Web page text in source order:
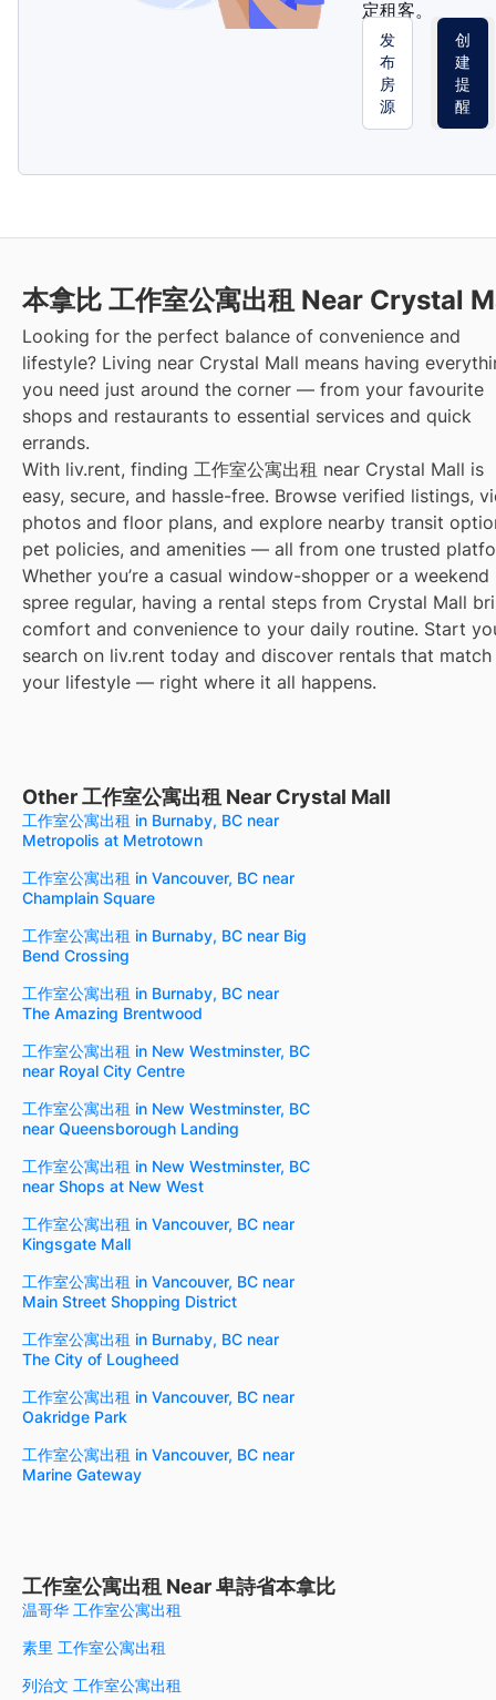
定租客。
发
布
房
源
创
建
提
醒
本拿比 工作室公寓出租 Near Crystal
Looking for the perfect balance of convenience and
lifestyle? Living near Crystal Mall means having
you need just around the corner — from your favourite
shops and restaurants to essential services and quick
errands.
With liv.rent, finding 工作室公寓出租 near Crystal Mall is
easy, secure, and hassle-free. Browse verified listings,
photos and floor plans, and explore nearby transit
pet policies, and amenities — all from one trusted
Whether you’re a casual window-shopper or a weekend
spree regular, having a rental steps from Crystal Mall
comfort and convenience to your daily routine. Start
search on liv.rent today and discover rentals that match
your lifestyle — right where it all happens.
Other 工作室公寓出租 Near Crystal Mall
工作室公寓出租 in Burnaby, BC near
Metropolis at Metrotown
工作室公寓出租 in Vancouver, BC near
Champlain Square
工作室公寓出租 in Burnaby, BC near Big
Bend Crossing
工作室公寓出租 in Burnaby, BC near
The Amazing Brentwood
工作室公寓出租 in New Westminster, BC
near Royal City Centre
工作室公寓出租 in New Westminster, BC
near Queensborough Landing
工作室公寓出租 in New Westminster, BC
near Shops at New West
工作室公寓出租 in Vancouver, BC near
Kingsgate Mall
工作室公寓出租 in Vancouver, BC near
Main Street Shopping District
工作室公寓出租 in Burnaby, BC near
The City of Lougheed
工作室公寓出租 in Vancouver, BC near
Oakridge Park
工作室公寓出租 in Vancouver, BC near
Marine Gateway
工作室公寓出租 Near 卑詩省本拿比
温哥华 工作室公寓出租
素里 工作室公寓出租
列治文 工作室公寓出租